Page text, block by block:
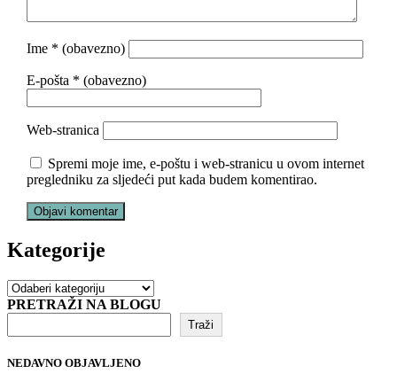
Ime * (obavezno)
E-pošta * (obavezno)
Web-stranica
Spremi moje ime, e-poštu i web-stranicu u ovom internet
pregledniku za sljedeći put kada budem komentirao.
Kategorije
Kategorije
PRETRAŽI NA BLOGU
Traži
NEDAVNO OBJAVLJENO